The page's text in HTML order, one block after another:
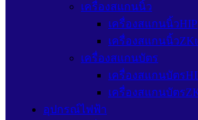
เครื่องสแกนนิ้ว
เครื่องสแกนนิ้วHIP
เครื่องสแกนนิ้ว
เครื่องสแกนบัตร
เครื่องสแกนบัตร
เครื่องสแกนบัตร
อุปกรณ์ไฟฟ้า